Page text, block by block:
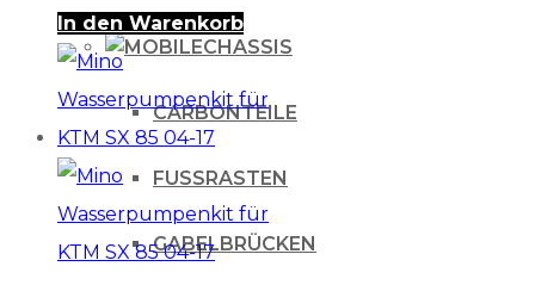
CHASSIS
CARBONTEILE
FUSSRASTEN
GABELBRÜCKEN
In den Warenkorb